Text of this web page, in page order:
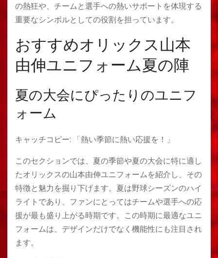
の熱狂や、チームと選手への熱いサポートを体現する
重要なシンボルとしての役割を担っています。
おすすめオリックス山本
由伸ユニフォーム夏の陣
夏の大会にぴったりのユニフ
ォーム
キャッチコピー: 「熱い季節に熱い応援を！」
このセクションでは、夏の季節や夏の大会に特に適し
たオリックスの山本由伸ユニフォームを紹介し、その
特徴と魅力を掘り下げます。夏は野球シーズンのハイ
ライトであり、ファンにとってはチームや選手への応
援が最も盛り上がる時期です。この時期に最適なユニ
フォームは、デザインだけでなく機能性にも注目され
ます。